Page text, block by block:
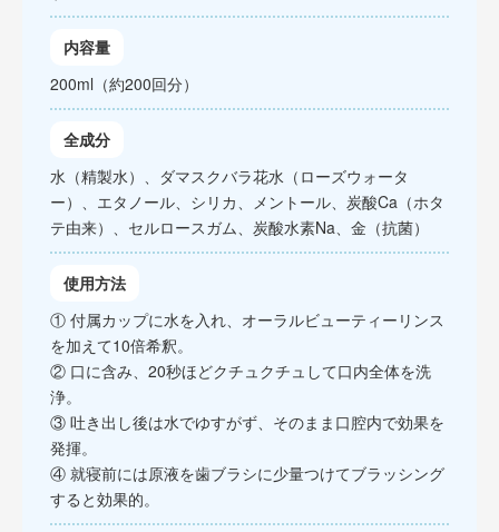
内容量
200ml（約200回分）
全成分
水（精製水）、ダマスクバラ花水（ローズウォータ
ー）、エタノール、シリカ、メントール、炭酸Ca（ホタ
テ由来）、セルロースガム、炭酸水素Na、金（抗菌）
使用方法
① 付属カップに水を入れ、オーラルビューティーリンス
を加えて10倍希釈。
② 口に含み、20秒ほどクチュクチュして口内全体を洗
浄。
③ 吐き出し後は水でゆすがず、そのまま口腔内で効果を
発揮。
④ 就寝前には原液を歯ブラシに少量つけてブラッシング
すると効果的。